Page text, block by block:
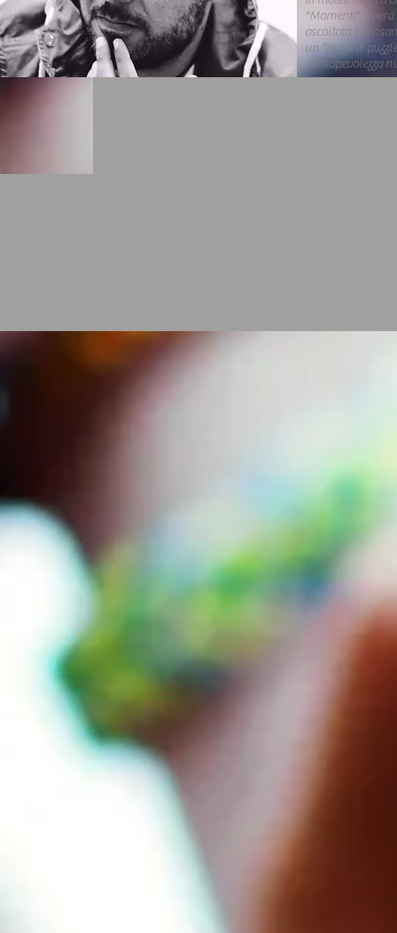
"Momenti", opera
ascoltata
un "pezzo di
consapevolezza